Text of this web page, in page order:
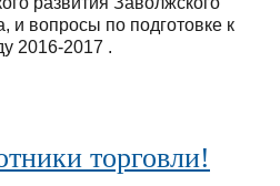
и вопросы по подготовке к
2016-2017 .
торговли!